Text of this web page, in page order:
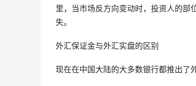
里，当市场反方向变动时，投资人的部
失。
外汇保证金与外汇实盘的区别
现在在中国大陆的大多数银行都推出了